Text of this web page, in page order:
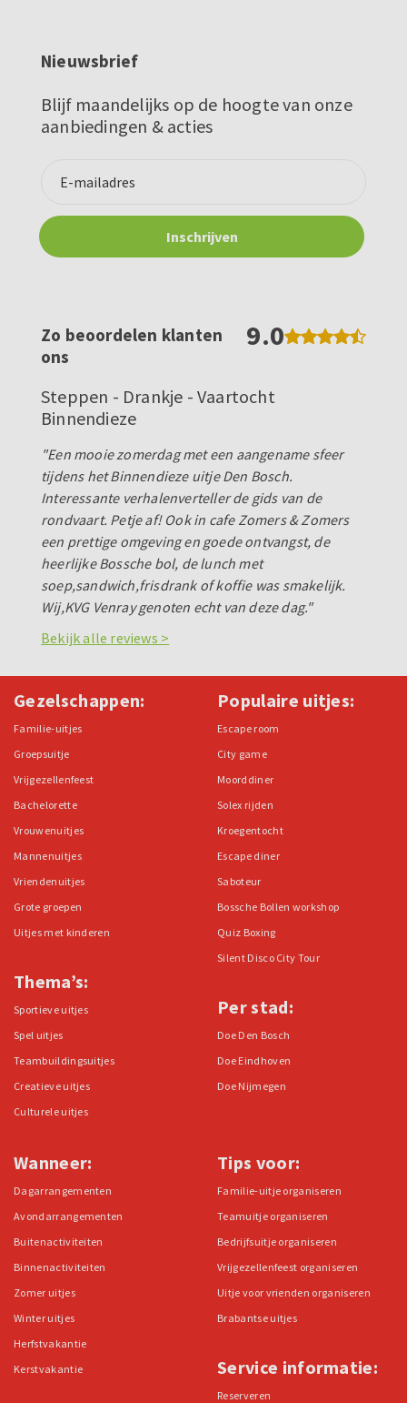
Nieuwsbrief
Blijf maandelijks op de hoogte van onze
aanbiedingen & acties
Zo beoordelen klanten
ons
9.0
Steppen - Drankje - Vaartocht
Binnendieze
"Een mooie zomerdag met een aangename sfeer
tijdens het Binnendieze uitje Den Bosch.
Interessante verhalenverteller de gids van de
rondvaart. Petje af! Ook in cafe Zomers & Zomers
een prettige omgeving en goede ontvangst, de
heerlijke Bossche bol, de lunch met
soep,sandwich,frisdrank of koffie was smakelijk.
Wij,KVG Venray genoten echt van deze dag."
Bekijk alle reviews >
Gezelschappen:
Familie-uitjes
Groepsuitje
Vrijgezellenfeest
Bachelorette
Vrouwenuitjes
Mannenuitjes
Vriendenuitjes
Grote groepen
Uitjes met kinderen
Thema’s:
Sportieve uitjes
Spel uitjes
Teambuildingsuitjes
Creatieve uitjes
Culturele uitjes
Populaire uitjes:
Escape room
City game
Moorddiner
Solex rijden
Kroegentocht
Escape diner
Saboteur
Bossche Bollen workshop
Quiz Boxing
Silent Disco City Tour
Per stad:
Doe Den Bosch
Doe Eindhoven
Doe Nijmegen
Wanneer:
Dagarrangementen
Avondarrangementen
Buitenactiviteiten
Binnenactiviteiten
Zomer uitjes
Winter uitjes
Herfstvakantie
Kerstvakantie
Tips voor:
Familie-uitje organiseren
Teamuitje organiseren
Bedrijfsuitje organiseren
Vrijgezellenfeest organiseren
Uitje voor vrienden organiseren
Brabantse uitjes
Service informatie:
Reserveren